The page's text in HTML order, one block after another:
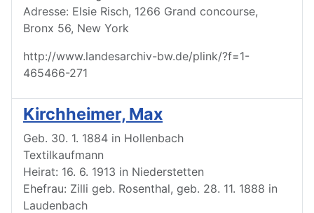
Adresse: Elsie Risch, 1266 Grand concourse,
Bronx 56, New York
http://www.landesarchiv-bw.de/plink/?f=1-
465466-271
Kirchheimer, Max
Geb. 30. 1. 1884 in Hollenbach
Textilkaufmann
Heirat: 16. 6. 1913 in Niederstetten
Ehefrau: Zilli geb. Rosenthal, geb. 28. 11. 1888 in
Laudenbach